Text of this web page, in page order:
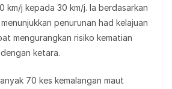
km/j kepada 30 km/j. Ia berdasarkan
penurunan had kelajuan
mengurangkan risiko kematian
ketara.
70 kes kemalangan maut